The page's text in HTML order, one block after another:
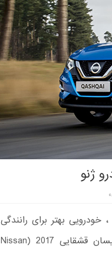
، خودرویی بهتر برای رانندگی
بسازد و ظاهرا با اضافه کردن قابلیت‌های کمک راننده در نیسان قشقایی 2017 (Nissan